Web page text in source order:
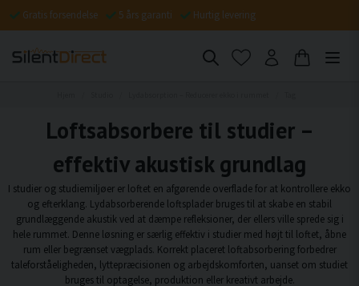
Gratis forsendelse 5 års garanti Hurtig levering
Loftsabsorbere til studier –
effektiv akustisk grundlag
I studier og studiemiljøer er loftet en afgørende overflade for at kontrollere ekko
og efterklang. Lydabsorberende loftsplader bruges til at skabe en stabil
grundlæggende akustik ved at dæmpe refleksioner, der ellers ville sprede sig i
hele rummet. Denne løsning er særlig effektiv i studier med højt til loftet, åbne
rum eller begrænset vægplads. Korrekt placeret loftabsorbering forbedrer
taleforståeligheden, lyttepræcisionen og arbejdskomforten, uanset om studiet
bruges til optagelse, produktion eller kreativt arbejde.